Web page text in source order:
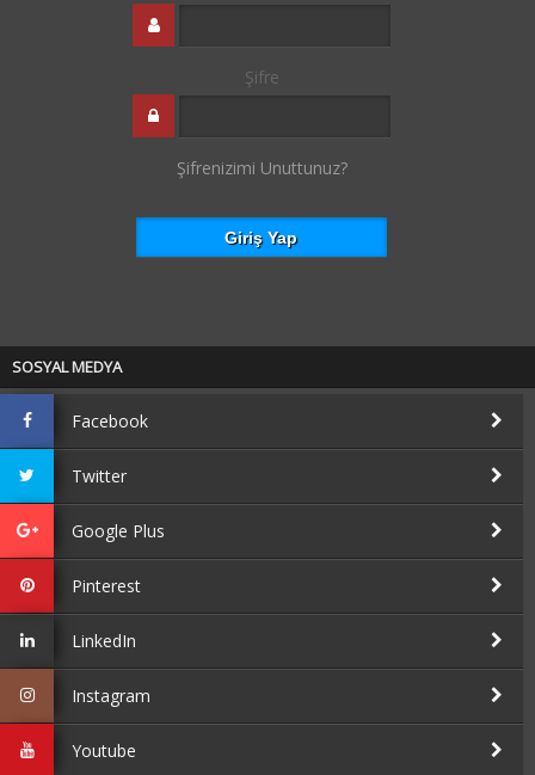
Şifre
Şifrenizimi Unuttunuz?
SOSYAL MEDYA
Facebook
Twitter
Google Plus
Pinterest
LinkedIn
Instagram
Youtube